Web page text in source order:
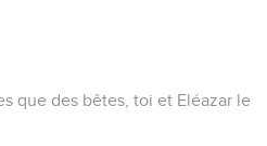
que des bêtes, toi et Eléazar le